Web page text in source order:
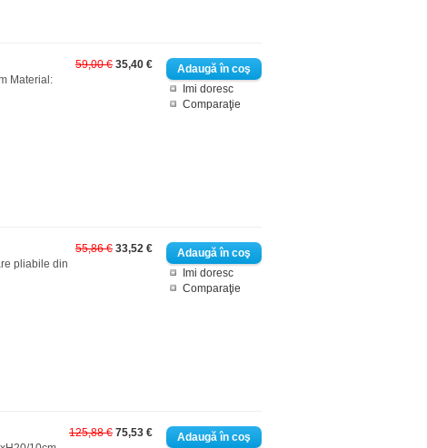
Imi doresc
Comparaţie
59,00 € 35,40 €
Material:
Imi doresc
Comparaţie
55,86 € 33,52 €
pliabile din
125,88 € 75,53 €